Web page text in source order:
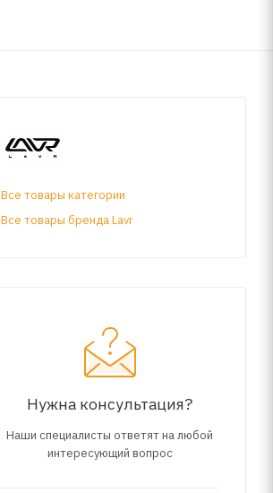
Все товары категории
Все товары бренда Lavr
Нужна консультация?
Наши специалисты ответят на любой
интересующий вопрос